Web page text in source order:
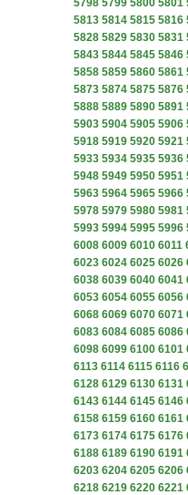
5798 5799 5800 5801
5813 5814 5815 5816
5828 5829 5830 5831
5843 5844 5845 5846
5858 5859 5860 5861
5873 5874 5875 5876
5888 5889 5890 5891
5903 5904 5905 5906
5918 5919 5920 5921
5933 5934 5935 5936
5948 5949 5950 5951
5963 5964 5965 5966
5978 5979 5980 5981
5993 5994 5995 5996
6008 6009 6010 6011
6023 6024 6025 6026
6038 6039 6040 6041
6053 6054 6055 6056
6068 6069 6070 6071
6083 6084 6085 6086
6098 6099 6100 6101
6113 6114 6115 6116
6128 6129 6130 6131
6143 6144 6145 6146
6158 6159 6160 6161
6173 6174 6175 6176
6188 6189 6190 6191
6203 6204 6205 6206
6218 6219 6220 6221